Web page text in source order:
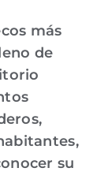
más
de
su